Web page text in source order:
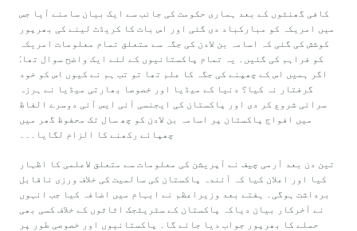
کافی گھنٹوں کے بعد ہماری حکومت کی جانب سے ایک بیان سامنے آیا جس
میں امریکہ کو مبارکباد دی گئی اور اس بات کا کریڈٹ لینے کی بھرپور
کوشش کی گئی کہ اسامہ بن لادن کی جگہ سے متعلق تمام معلومات امریکہ
کو فراہم کی گئیں۔ یہ تمام پاکستانیوں کے لئے ایک واضح سوال تھا:
اگر ہمیں اس کے چھپنے کی جگہ کا علم تھا تو تب ہم نے کیوں اس کو خود
گرفتار نہ کیا؟ دنیا کے میڈیا اور خصوصا بھارتی میڈیا نے ہرزہ
سرائی شروع کر دی اور پاکستان کی ایجنسی آئی ایس آئی دوسرے الفاظ
میں افواج پاکستان پر اسامہ بن لادن کو چھ سال تک محفوظ گھر میں
چھپائے رکھنے کا الزام لگایا۔۔۔
تین دن بعد آرمی چیف نے آپریشن کی معلومات سے متعلق لاعلمی کا اظہار
کیا اور اعلان کیا کہ آئندہ پاکستان کی سالمیت کی خلاف ورزی ناقابل
برداشت ہوگی۔ ہفتے بعد وزیراعظم نے ابہام میں اضافہ کیا جب انہوں
نے آخرکار بیان دیاکہ پاکستان کے سٹریٹجک اثاثوں کے خلاف کسی بھی
حملے کا بھرپور جواب دیا جائے گا۔ پاکستانیوں اور خصوصی طور پر